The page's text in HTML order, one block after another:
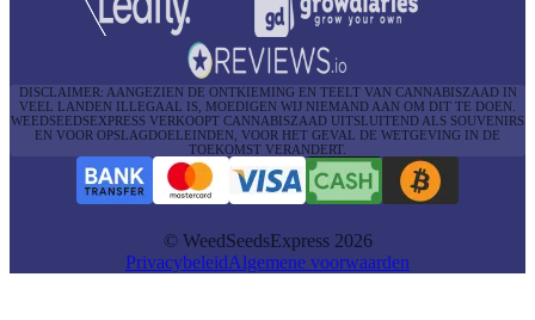
DISCLAIMER: AANGEZIEN DE ONTKIEMING EN TEELT VAN CANNABISZAAD IN
VEEL LANDEN ILLEGAAL IS, MOEDIGEN WIJ NIEMAND AAN OM DIT TE DOEN.
WEEDSEEDSEXPRESS VERKOOPT CANNABISZAAD UITSLUITEND ALS SOUVENIRS
EN VOOR OPSLAGDOELEINDEN, VOOR HET GEVAL DE WETGEVING IN DE
TOEKOMST VERANDERT.
© WeedSeedsExpress 2026
PrivacybeleidAlgemene voorwaarden